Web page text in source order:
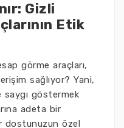
Gizli
Etik
görme araçları,
sağlıyor? Yani,
saygı göstermek
adeta bir
dostunuzun özel